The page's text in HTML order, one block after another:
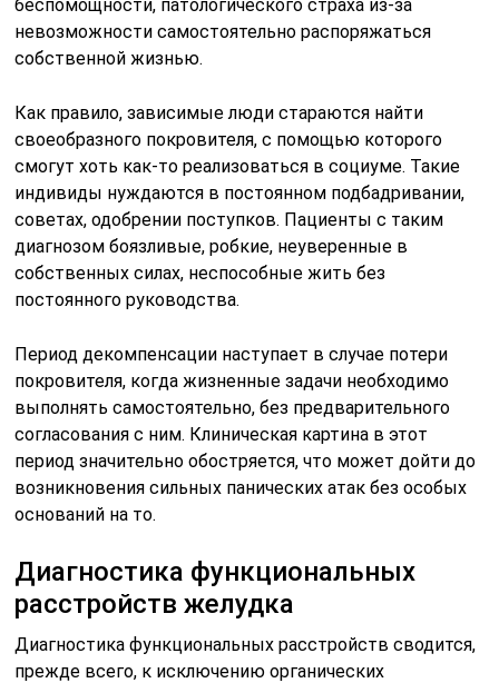
беспомощности, патологического страха из-за
невозможности самостоятельно распоряжаться
собственной жизнью.
Как правило, зависимые люди стараются найти
своеобразного покровителя, с помощью которого
смогут хоть как-то реализоваться в социуме. Такие
индивиды нуждаются в постоянном подбадривании,
советах, одобрении поступков. Пациенты с таким
диагнозом боязливые, робкие, неуверенные в
собственных силах, неспособные жить без
постоянного руководства.
Период декомпенсации наступает в случае потери
покровителя, когда жизненные задачи необходимо
выполнять самостоятельно, без предварительного
согласования с ним. Клиническая картина в этот
период значительно обостряется, что может дойти до
возникновения сильных панических атак без особых
оснований на то.
Диагностика функциональных
расстройств желудка
Диагностика функциональных расстройств сводится,
прежде всего, к исключению органических